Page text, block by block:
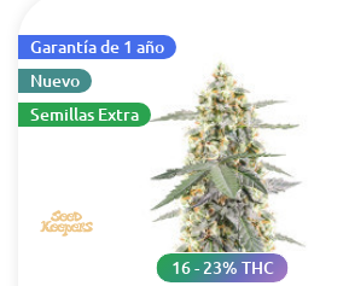
16 - 23% THC
Garantía de 1 año
Nuevo
Semillas Extra